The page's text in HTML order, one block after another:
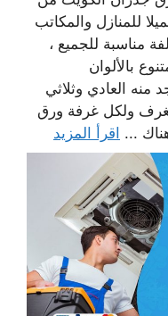
للمنازل والمكاتب
مناسبة للجميع ،
بالألوان
منه العادي وثلاثي
ولكل غرفة ورق
... اقرأ المزيد